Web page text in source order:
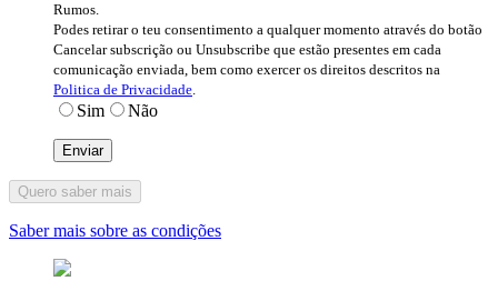
Rumos.
Podes retirar o teu consentimento a qualquer momento através do botão
Cancelar subscrição ou Unsubscribe que estão presentes em cada
comunicação enviada, bem como exercer os direitos descritos na
Politica de Privacidade
Sim Não
Quero saber mais
Saber mais sobre as condições